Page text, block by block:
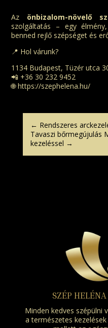
Az önbizalom-növelő
szolgáltatás – egy
benned rejlő szépséget és
📍 Hol várunk?
1134 Budapest, Tüzér utca
📲 +36 30 232 9452
🌐https://szephelena.hu/
← Rendszeres
Tavaszi bőrmegújulás
kezeléssel →
SZÉP
Minden kedves szépülni
a természetes